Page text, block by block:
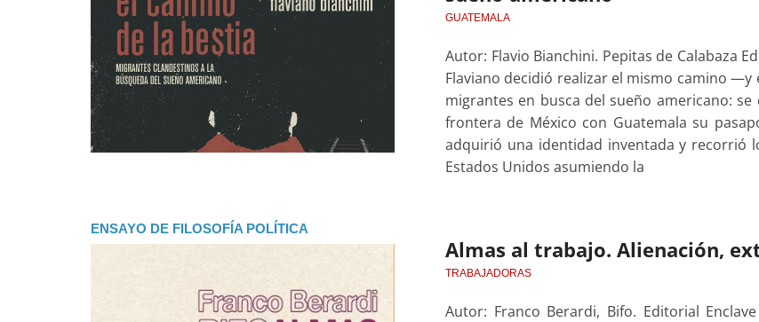
GUATEMALA
Autor: Flavio Bianchini. Pepitas de Calabaza
Flaviano decidió realizar el mismo camino
migrantes en busca del sueño americano:
frontera de México con Guatemala su
adquirió una identidad inventada y recorrió
Estados Unidos asumiendo la
ENSAYO DE FILOSOFÍA POLÍTICA
Almas al trabajo. Alienación,
TRABAJADORAS
Autor: Franco Berardi, Bifo. Editorial